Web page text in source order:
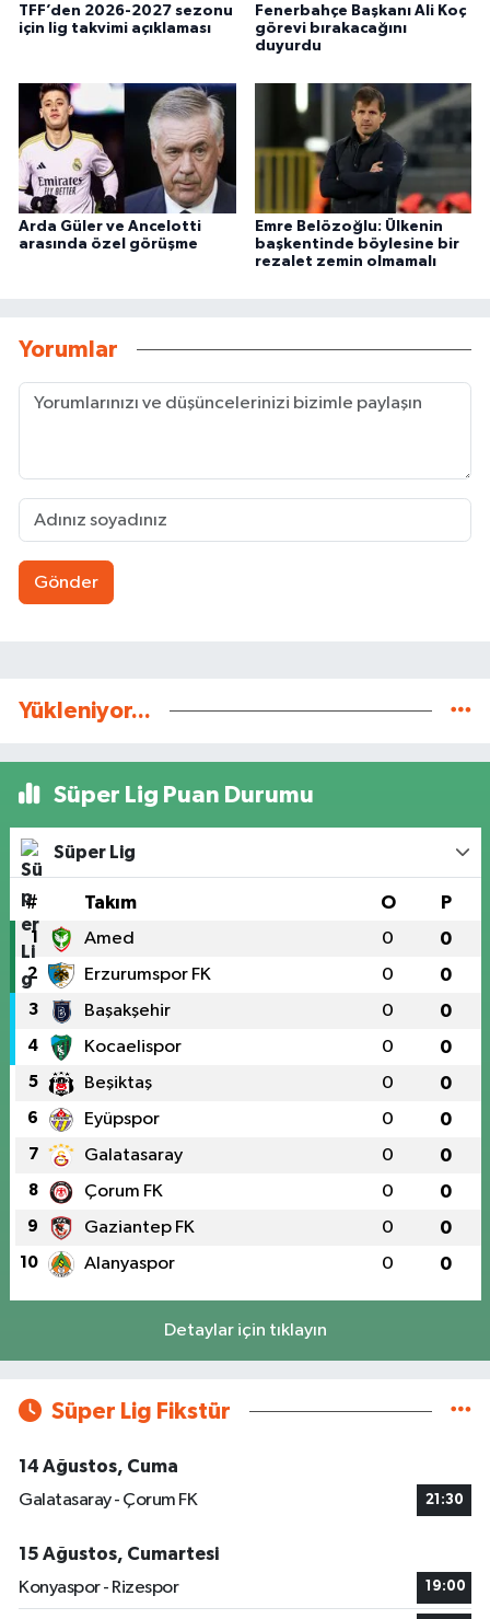
TFF’den 2026-2027 sezonu
için lig takvimi açıklaması
Fenerbahçe Başkanı Ali Koç
görevi bırakacağını
duyurdu
Arda Güler ve Ancelotti
arasında özel görüşme
Emre Belözoğlu: Ülkenin
başkentinde böylesine bir
rezalet zemin olmamalı
Yorumlar
Gönder
Yükleniyor...
Süper Lig Puan Durumu
Süper Lig
# Takım O P
1 Amed 0 0
2 Erzurumspor FK 0 0
3 Başakşehir 0 0
4 Kocaelispor 0 0
5 Beşiktaş 0 0
6 Eyüpspor 0 0
7 Galatasaray 0 0
8 Çorum FK 0 0
9 Gaziantep FK 0 0
10 Alanyaspor 0 0
Detaylar için tıklayın
Süper Lig Fikstür
14 Ağustos, Cuma
Galatasaray - Çorum FK
21:30
15 Ağustos, Cumartesi
Konyaspor - Rizespor
19:00